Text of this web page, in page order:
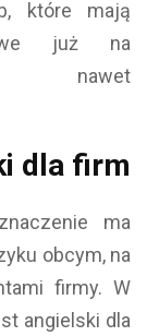
które mają
już na
nawet
dla firm
ma
obcym, na
firmy. W
angielski dla